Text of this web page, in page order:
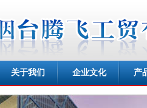
关于我们 企业文化 产